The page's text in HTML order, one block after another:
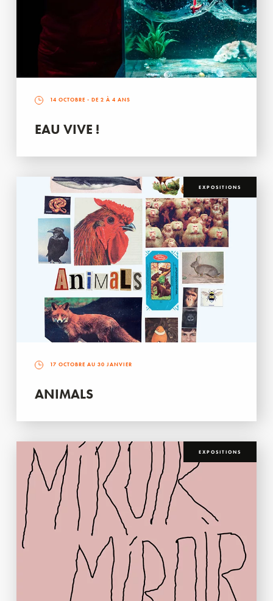
14 OCTOBRE - DE 2 À 4 ANS
EAU VIVE !
EXPOSITIONS
17 OCTOBRE AU 30 JANVIER
ANIMALS
EXPOSITIONS